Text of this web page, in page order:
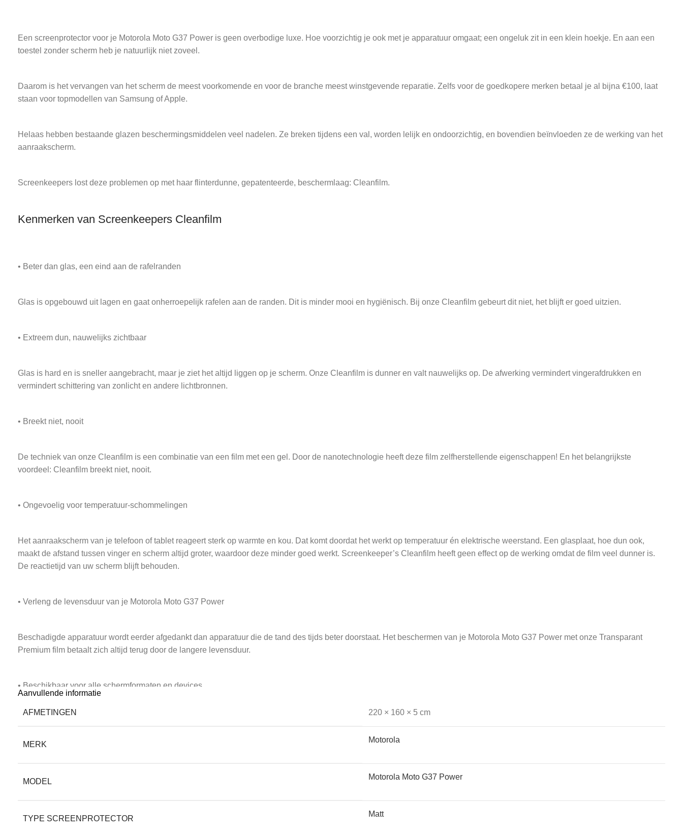
Een screenprotector voor je Motorola Moto G37 Power is geen overbodige luxe. Hoe voorzichtig je ook met je apparatuur omgaat; een ongeluk zit in een klein hoekje. En aan een
toestel zonder scherm heb je natuurlijk niet zoveel.
Daarom is het vervangen van het scherm de meest voorkomende en voor de branche meest winstgevende reparatie. Zelfs voor de goedkopere merken betaal je al bijna €100, laat
staan voor topmodellen van Samsung of Apple.
Helaas hebben bestaande glazen beschermingsmiddelen veel nadelen. Ze breken tijdens een val, worden lelijk en ondoorzichtig, en bovendien beïnvloeden ze de werking van het
aanraakscherm.
Screenkeepers lost deze problemen op met haar flinterdunne, gepatenteerde, beschermlaag: Cleanfilm.
Kenmerken van Screenkeepers Cleanfilm
• Beter dan glas, een eind aan de rafelranden
Glas is opgebouwd uit lagen en gaat onherroepelijk rafelen aan de randen. Dit is minder mooi en hygiënisch. Bij onze Cleanfilm gebeurt dit niet, het blijft er goed uitzien.
• Extreem dun, nauwelijks zichtbaar
Glas is hard en is sneller aangebracht, maar je ziet het altijd liggen op je scherm. Onze Cleanfilm is dunner en valt nauwelijks op. De afwerking vermindert vingerafdrukken en
vermindert schittering van zonlicht en andere lichtbronnen.
• Breekt niet, nooit
De techniek van onze Cleanfilm is een combinatie van een film met een gel. Door de nanotechnologie heeft deze film zelfherstellende eigenschappen! En het belangrijkste
voordeel: Cleanfilm breekt niet, nooit.
• Ongevoelig voor temperatuur-schommelingen
Het aanraakscherm van je telefoon of tablet reageert sterk op warmte en kou. Dat komt doordat het werkt op temperatuur én elektrische weerstand. Een glasplaat, hoe dun ook,
maakt de afstand tussen vinger en scherm altijd groter, waardoor deze minder goed werkt. Screenkeeper’s Cleanfilm heeft geen effect op de werking omdat de film veel dunner is.
De reactietijd van uw scherm blijft behouden.
• Verleng de levensduur van je Motorola Moto G37 Power
Beschadigde apparatuur wordt eerder afgedankt dan apparatuur die de tand des tijds beter doorstaat. Het beschermen van je Motorola Moto G37 Power met onze Transparant
Premium film betaalt zich altijd terug door de langere levensduur.
• Beschikbaar voor alle schermformaten en devices
een lelijke. Nog een reden om uw elektronica door Screenkeepers te laten beschermen.
Aanvullende informatie
AFMETINGEN 220 × 160 × 5 cm
MERK
Motorola
MODEL
Motorola Moto G37 Power
TYPE SCREENPROTECTOR
Matt